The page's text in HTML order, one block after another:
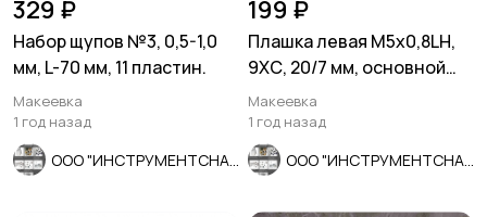
329 ₽
Набор щупов №3, 0,5-1,0
мм, L-70 мм, 11 пластин.
Макеевка
1 год назад
199 ₽
Плашка левая М5х0,8LH,
9ХС, 20/7 мм, основной
шаг, ГОСТ 9740-71.
Макеевка
1 год назад